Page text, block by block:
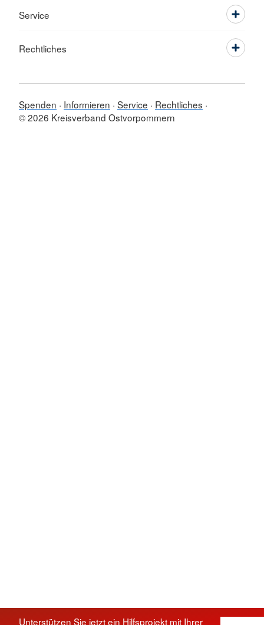
Unterstützen Sie jetzt ein Hilfsprojekt mit Ihrer
Service
Rechtliches
Spenden Informieren Service
Rechtliches
© 2026 Kreisverband Ostvorpommern